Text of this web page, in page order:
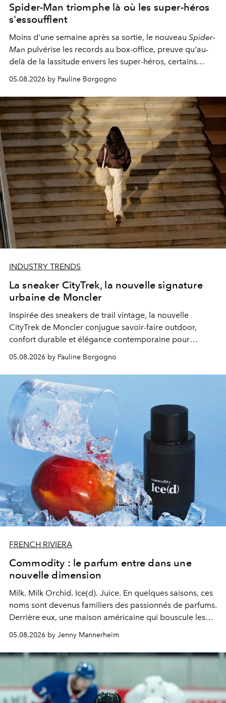
Spider-Man triomphe là où les super-héros
s'essoufflent
Moins d'une semaine après sa sortie, le nouveau Spider-
Man pulvérise les records au box-office, preuve qu'au-
delà de la lassitude envers les super-héros, certains
05.08.2026 by Pauline Borgogno
INDUSTRY TRENDS
La sneaker CityTrek, la nouvelle signature
urbaine de Moncler
Inspirée des sneakers de trail vintage, la nouvelle
CityTrek de Moncler conjugue savoir-faire outdoor,
confort durable et élégance contemporaine pour
05.08.2026 by Pauline Borgogno
FRENCH RIVIERA
Commodity : le parfum entre dans une
nouvelle dimension
Milk. Milk Orchid. Ice(d). Juice. En quelques saisons, ces
noms sont devenus familiers des passionnés de parfums.
Derrière eux, une maison américaine qui bouscule les
une approche aussi intuitive que personnelle :
Commodity.
05.08.2026 by Jenny Mannerheim